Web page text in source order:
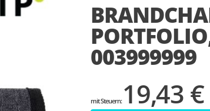
003999999
19,43 €